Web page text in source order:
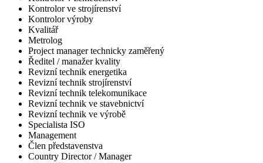
Kontrolor ve strojírenství
Kontrolor výroby
Kvalitář
Metrolog
Project manager technicky zaměřený
Ředitel / manažer kvality
Revizní technik energetika
Revizní technik strojírenství
Revizní technik telekomunikace
Revizní technik ve stavebnictví
Revizní technik ve výrobě
Specialista ISO
Management
Člen představenstva
Country Director / Manager